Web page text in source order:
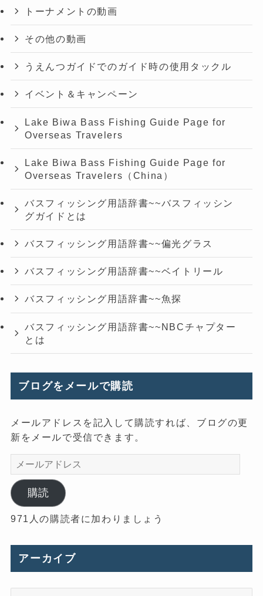
トーナメントの動画
その他の動画
うえんつガイドでのガイド時の使用タックル
イベント＆キャンペーン
Lake Biwa Bass Fishing Guide Page for
Overseas Travelers
Lake Biwa Bass Fishing Guide Page for
Overseas Travelers（China）
バスフィッシング用語辞書~~バスフィッシン
グガイドとは
バスフィッシング用語辞書~~偏光グラス
バスフィッシング用語辞書~~ベイトリール
バスフィッシング用語辞書~~魚探
バスフィッシング用語辞書~~NBCチャプター
とは
ブログをメールで購読
メールアドレスを記入して購読すれば、ブログの更
新をメールで受信できます。
メ
ー
ル
ア
ド
ス
購読
971人の購読者に加わりましょう
アーカイブ